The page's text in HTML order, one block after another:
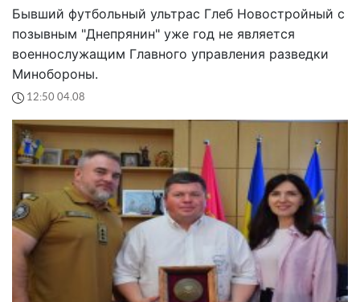
Бывший футбольный ультрас Глеб Новостройный с
позывным "Днепрянин" уже год не является
военнослужащим Главного управления разведки
Минобороны.
12:50 04.08